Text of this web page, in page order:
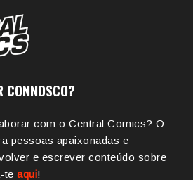
CONNOSCO?
com o Central Comics? O
pessoas apaixonadas e
e escrever conteúdo sobre
te aqui!